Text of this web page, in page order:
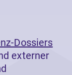
Dossiers
externer